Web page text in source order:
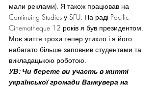
мали реклами). Я також працював на
Continuing Studies у SFU. На раді Pacific
Cinematheque 12 років я був президентом.
Моє життя трохи тепер утихло і я його
набагато більше заповнив студентами та
викладацькою роботою.
УВ: Чи берете ви участь в житті
української громади Ванкувера на